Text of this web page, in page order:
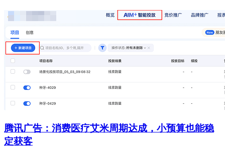
腾讯广告：消费医疗艾米周期达成，小预算也能稳
定获客